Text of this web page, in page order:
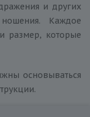
и других
Каждое
размер, которые
основываться